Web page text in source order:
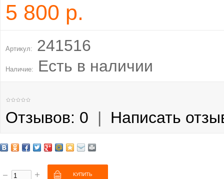
5 800 р.
Артикул: 241516
Наличие: Есть в наличии
Отзывов: 0 | Написать